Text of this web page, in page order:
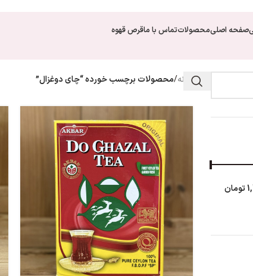
صفحه اصلیمحصولاتتماس با ماقرص قهوه
خانه/محصولات برچسب خورده “چای دوغزال”